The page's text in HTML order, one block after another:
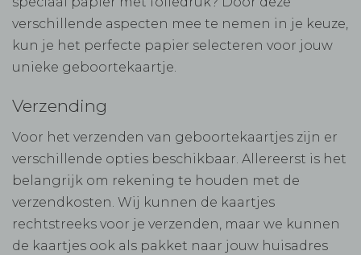
verschillende aspecten mee te nemen in je keuze,
kun je het perfecte papier selecteren voor jouw
unieke geboortekaartje.
Verzending
Voor het verzenden van geboortekaartjes zijn er
verschillende opties beschikbaar. Allereerst is het
belangrijk om rekening te houden met de
verzendkosten. Wij kunnen de kaartjes
rechtstreeks voor je verzenden, maar we kunnen
de kaartjes ook als pakket naar jouw huisadres